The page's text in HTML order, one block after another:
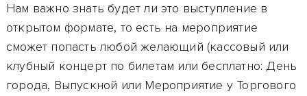
Нам важно знать будет ли это выступление в
открытом формате, то есть на мероприятие
сможет попасть любой желающий (кассовый или
клубный концерт по билетам или бесплатно: День
города, Выпускной или Мероприятие у Торгового